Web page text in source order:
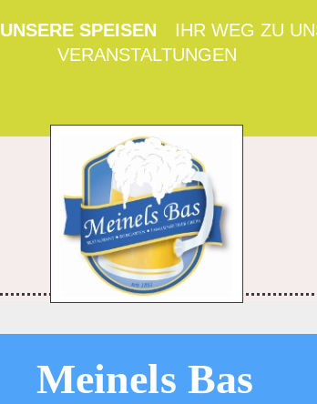
UNSERE SPEISEN IHR WEG ZU
VERANSTALTUNGEN
Meinels Bas